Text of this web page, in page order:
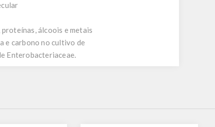
álcoois e metais
e carbono no cultivo de
Enterobacteriaceae.